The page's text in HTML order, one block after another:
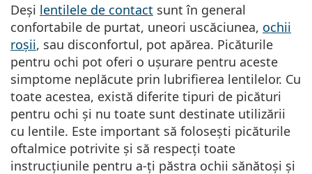
Deși lentilele de contact sunt în general
confortabile de purtat, uneori uscăciunea, ochii
roșii, sau disconfortul, pot apărea. Picăturile
pentru ochi pot oferi o ușurare pentru aceste
simptome neplăcute prin lubrifierea lentilelor. Cu
toate acestea, există diferite tipuri de picături
pentru ochi și nu toate sunt destinate utilizării
cu lentile. Este important să folosești picăturile
oftalmice potrivite și să respecți toate
instrucțiunile pentru a-ți păstra ochii sănătoși și